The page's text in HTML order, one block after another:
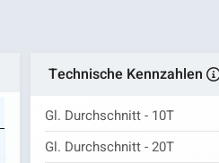
Technische Kennzahlen
Gl. Durchschnitt - 10T
Gl. Durchschnitt - 20T